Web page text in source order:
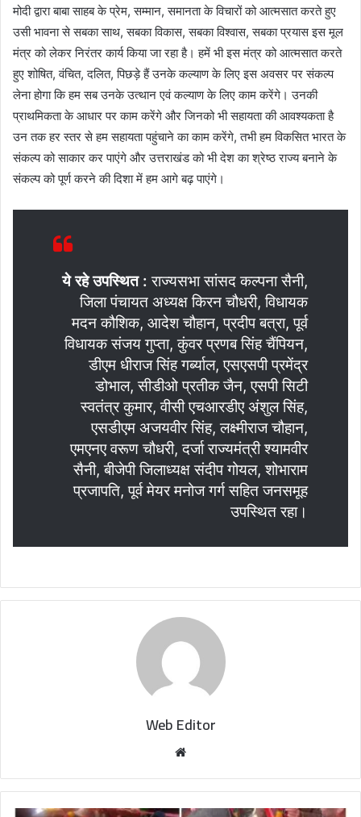
मोदी द्वारा बाबा साहब के प्रेम, सम्मान, समानता के विचारों को आत्मसात करते हुए
उसी भावना से सबका साथ, सबका विकास, सबका विश्वास, सबका प्रयास इस मूल
मंत्र को लेकर निरंतर कार्य किया जा रहा है। हमें भी इस मंत्र को आत्मसात करते
हुए शोषित, वंचित, दलित, पिछड़े हैं उनके कल्याण के लिए इस अवसर पर संकल्प
लेना होगा कि हम सब उनके उत्थान एवं कल्याण के लिए काम करेंगे। उनकी
प्राथमिकता के आधार पर काम करेंगे और जिनको भी सहायता की आवश्यकता है
उन तक हर स्तर से हम सहायता पहुंचाने का काम करेंगे, तभी हम विकसित भारत के
संकल्प को साकार कर पाएंगे और उत्तराखंड को भी देश का श्रेष्ठ राज्य बनाने के
संकल्प को पूर्ण करने की दिशा में हम आगे बढ़ पाएंगे।
ये रहे उपस्थित : राज्यसभा सांसद कल्पना सैनी,
जिला पंचायत अध्यक्ष किरन चौधरी, विधायक
मदन कौशिक, आदेश चौहान, प्रदीप बत्रा, पूर्व
विधायक संजय गुप्ता, कुंवर प्रणब सिंह चैंपियन,
डीएम धीराज सिंह गर्ब्याल, एसएसपी प्रमेंद्र
डोभाल, सीडीओ प्रतीक जैन, एसपी सिटी
स्वतंत्र कुमार, वीसी एचआरडीए अंशुल सिंह,
एसडीएम अजयवीर सिंह, लक्ष्मीराज चौहान,
एमएनए वरूण चौधरी, दर्जा राज्यमंत्री श्यामवीर
सैनी, बीजेपी जिलाध्यक्ष संदीप गोयल, शोभाराम
प्रजापति, पूर्व मेयर मनोज गर्ग सहित जनसमूह
उपस्थित रहा।
Web Editor
b
s